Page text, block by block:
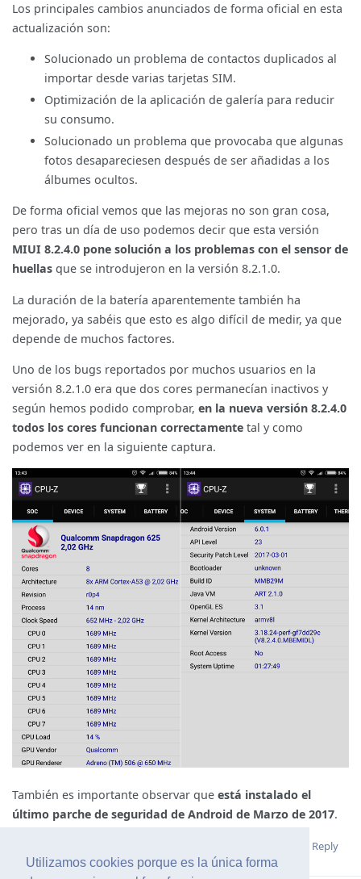
Utilizamos cookies porque es la única forma
Los principales cambios anunciados de forma oficial en esta
actualización son:
Solucionado un problema de contactos duplicados al
importar desde varias tarjetas SIM.
Optimización de la aplicación de galería para reducir
su consumo.
Solucionado un problema que provocaba que algunas
fotos desapareciesen después de ser añadidas a los
álbumes ocultos.
De forma oficial vemos que las mejoras no son gran cosa,
pero tras un día de uso podemos decir que esta versión
MIUI 8.2.4.0 pone solución a los problemas con el sensor de
huellas que se introdujeron en la versión 8.2.1.0.
La duración de la batería aparentemente también ha
mejorado, ya sabéis que esto es algo difícil de medir, ya que
depende de muchos factores.
Uno de los bugs reportados por muchos usuarios en la
versión 8.2.1.0 era que dos cores permanecían inactivos y
según hemos podido comprobar, en la nueva versión 8.2.4.0
todos los cores funcionan correctamente tal y como
podemos ver en la siguiente captura.
También es importante observar que está instalado el
último parche de seguridad de Android de Marzo de 2017.
Reply